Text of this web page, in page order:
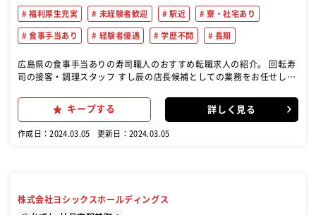
福利厚生充実 未経験者歓迎 駅近 寮・社宅あり
食事手当あり 経験者優遇 学歴不問 長期
広島県の食事手当ありの寿司職人のおすすめ転職求人の紹介。 回転寿
司の接客・調理スタッフ すし辰の店長候補としての業務をお任せしま
キープする 詳しく見る
作成日：2024.03.05 更新日：2024.03.05
株式会社ヨシックスホールディングス